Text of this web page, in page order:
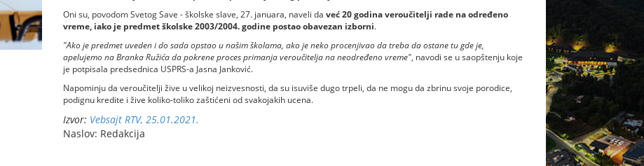
Oni su, povodom Svetog Save - školske slave, 27. januara, naveli da već 20 godina veroučitelji rade na određeno
vreme, iako je predmet školske 2003/2004. godine postao obavezan izborni.
"Ako je predmet uveden i do sada opstao u našim školama, ako je neko procenjivao da treba da ostane tu gde je,
apelujemo na Branka Ružića da pokrene proces primanja veroučitelja na neodređeno vreme", navodi se u saopštenju koje
je potpisala predsednica USPRS-a Jasna Janković.
Napominju da veroučitelji žive u velikoj neizvesnosti, da su isuviše dugo trpeli, da ne mogu da zbrinu svoje porodice,
podignu kredite i žive koliko-toliko zaštićeni od svakojakih ucena.
Izvor: Vebsajt RTV, 25.01.2021.
Naslov: Redakcija